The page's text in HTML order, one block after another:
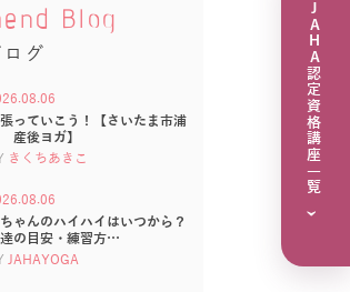
Blog
グ
っていこう！【さいたま市浦
産後ヨガ】
きくちあきこ
ゃんのハイハイはいつから？
の目安・練習方…
JAHAYOGA
JAHA認定資格講座一覧
›